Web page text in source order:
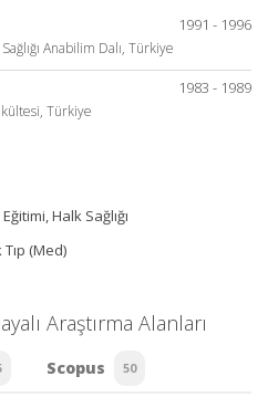
1991 - 1996
Anabilim Dalı, Türkiye
1983 - 1989
Türkiye
Eğitimi, Halk Sağlığı
(Med)
Araştırma Alanları
Scopus 50